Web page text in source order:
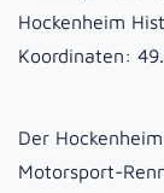
Hockenheim
Koordinaten:
Der
Motorsport-